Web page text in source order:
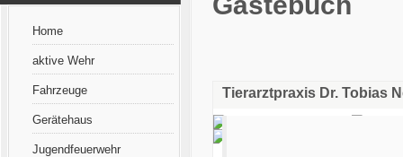
Home
aktive Wehr
Fahrzeuge
Gerätehaus
Jugendfeuerwehr
Tierarztpraxis Dr. Tobias